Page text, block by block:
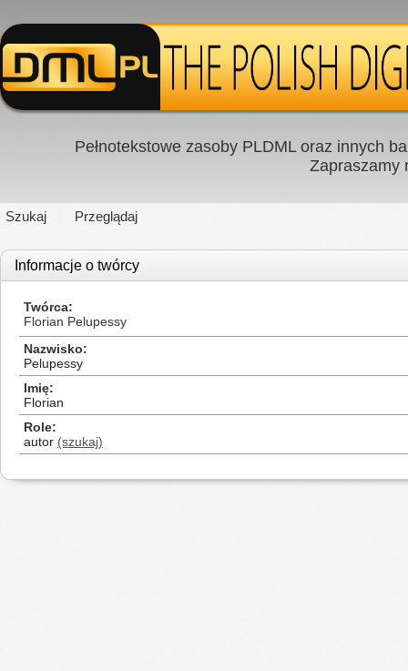
Pełnotekstowe zasoby PLDML oraz innych
Zapraszamy
Szukaj Przeglądaj
Informacje o twórcy
Twórca
Florian Pelupessy
Nazwisko
Pelupessy
Imię
Florian
Role
autor (szukaj)